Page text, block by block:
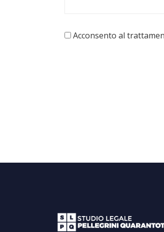
Acconsento al